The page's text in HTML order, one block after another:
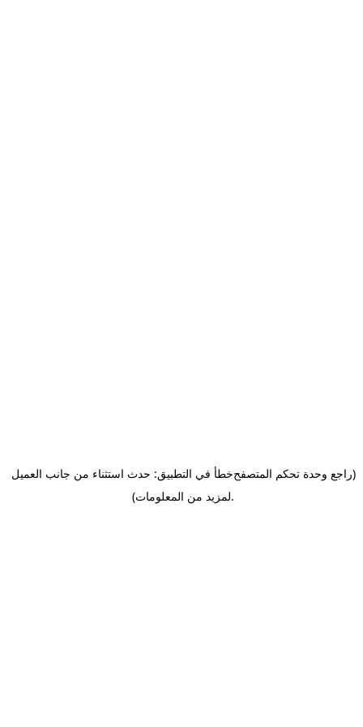
خطأ في التطبيق: حدث استثناء من جانب العميل(راجع وحدة تحكم المتصفح
لمزيد من المعلومات).